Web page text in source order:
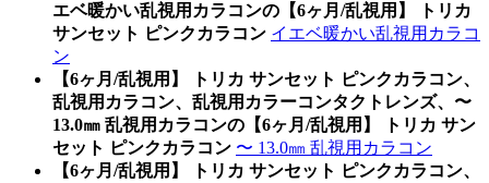
エベ暖かい乱視用カラコンの【6ヶ月/乱視用】 トリカ
サンセット ピンクカラコン イエベ暖かい乱視用カラコ
ン
【6ヶ月/乱視用】 トリカ サンセット ピンクカラコン、
乱視用カラコン、乱視用カラーコンタクトレンズ、〜
13.0㎜ 乱視用カラコンの【6ヶ月/乱視用】 トリカ サン
セット ピンクカラコン 〜 13.0㎜ 乱視用カラコン
【6ヶ月/乱視用】 トリカ サンセット ピンクカラコン、